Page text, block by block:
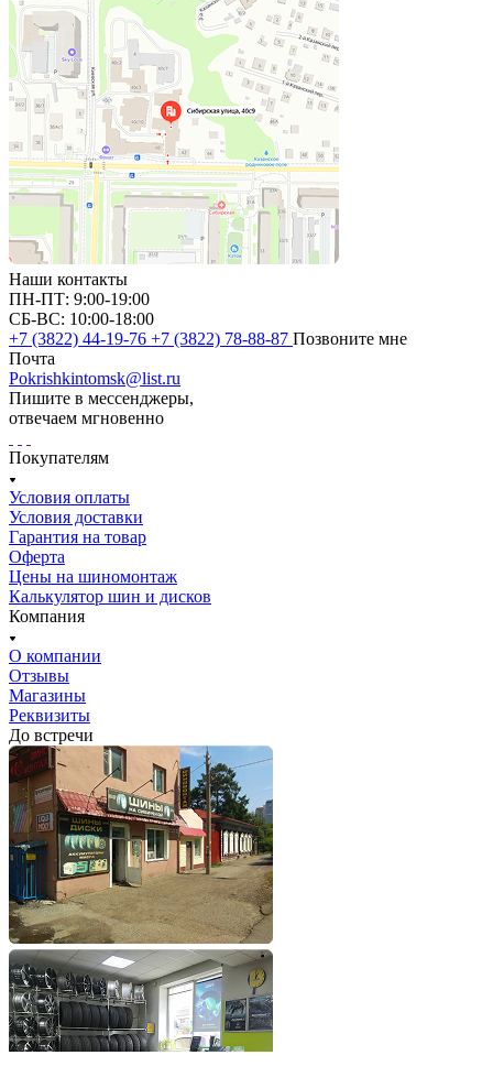
Наши контакты
ПН-ПТ: 9:00-19:00
СБ-ВС: 10:00-18:00
+7 (3822) 44-19-76 +7 (3822) 78-88-87 Позвоните мне
Почта
Pokrishkintomsk@list.ru
Пишите в мессенджеры,
отвечаем мгновенно
Покупателям
Условия оплаты
Условия доставки
Гарантия на товар
Оферта
Цены на шиномонтаж
Калькулятор шин и дисков
Компания
О компании
Отзывы
Магазины
Реквизиты
До встречи